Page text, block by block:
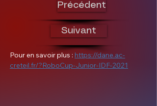
Précédent
Suivant
Pour en savoir plus : https://dane.ac-
creteil.fr/?RoboCup-Junior-IDF-2021